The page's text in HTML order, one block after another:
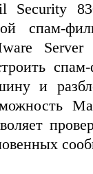
Security
спам-
Server
и